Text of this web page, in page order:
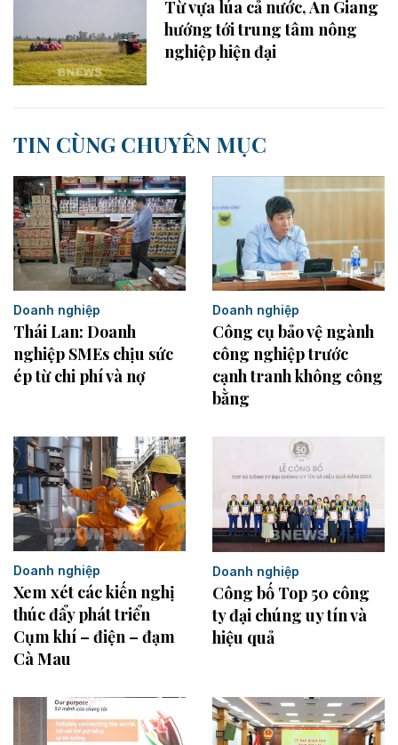
Từ vựa lúa cả nước, An Giang
hướng tới trung tâm nông
nghiệp hiện đại
TIN CÙNG CHUYÊN MỤC
Doanh nghiệp
Thái Lan: Doanh
nghiệp SMEs chịu sức
ép từ chi phí và nợ
Doanh nghiệp
Công cụ bảo vệ ngành
công nghiệp trước
cạnh tranh không công
bằng
Doanh nghiệp
Xem xét các kiến nghị
thúc đẩy phát triển
Cụm khí – điện – đạm
Cà Mau
Doanh nghiệp
Công bố Top 50 công
ty đại chúng uy tín và
hiệu quả